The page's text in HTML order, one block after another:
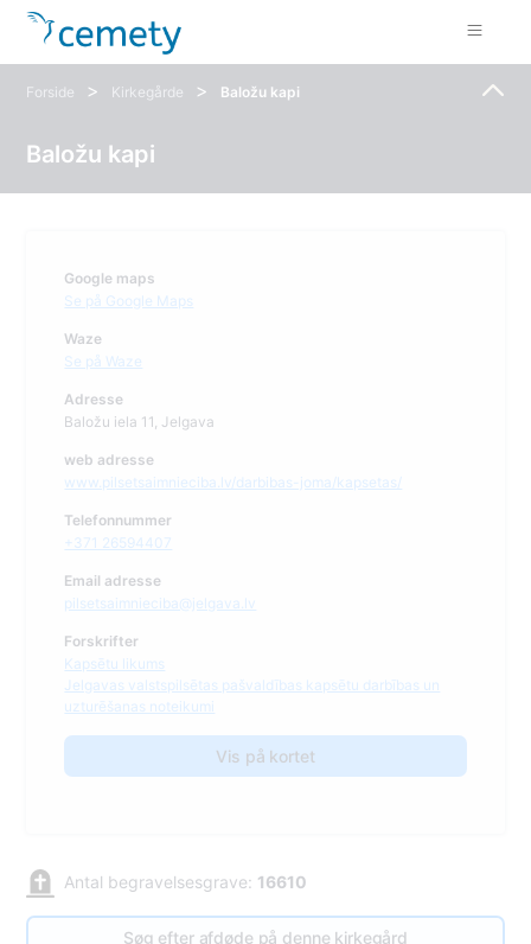
Forside > Kirkegårde > Baložu kapi
Baložu kapi
Google maps
Se på Google Maps
Waze
Se på Waze
Adresse
Baložu iela 11, Jelgava
web adresse
www.pilsetsaimnieciba.lv/darbibas-joma/kapsetas/
Telefonnummer
+371 26594407
Email adresse
pilsetsaimnieciba@jelgava.lv
Forskrifter
Kapsētu likums
Jelgavas valstspilsētas pašvaldības kapsētu darbības un
uzturēšanas noteikumi
Vis på kortet
Antal begravelsesgrave: 16610
Søg efter afdøde på denne kirkegård